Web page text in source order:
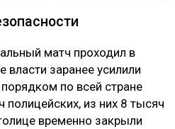
матч проходил в
власти заранее усилили
по всей стране
из них 8 тысяч
временно закрыли